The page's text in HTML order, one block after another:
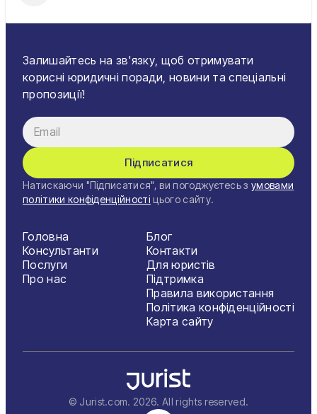
Залишайтесь на зв'язку, щоб отримувати
корисні юридичні поради, новини та спеціальні
пропозиції!
Підписатися
Натискаючи "Підписатися", ви погоджуєтесь з умовами
політики конфіденційності цього сайту.
Головна
Консультанти
Послуги
Про нас
Блог
Контакти
Для юристів
Підтримка
Правила використання
Політика конфіденційності
Карта сайту
© Jurist.com. 2026. All rights reserved.